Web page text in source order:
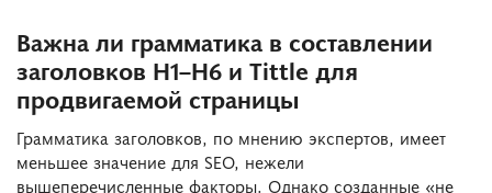
Важна ли грамматика в составлении
заголовков H1–H6 и Tittle для
продвигаемой страницы
Грамматика заголовков, по мнению экспертов, имеет
меньшее значение для SEO, нежели
вышеперечисленные факторы. Однако созданные «не